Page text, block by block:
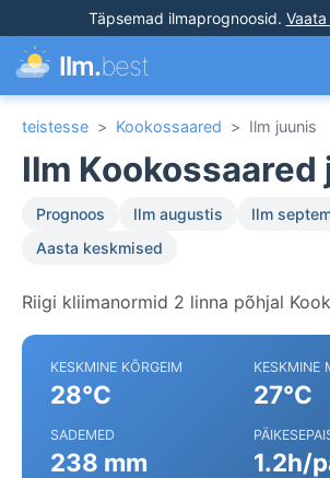
Täpsemad ilmaprognoosid.
Ilm.best
teistesse > Kookossaared > Ilm juunis
Ilm Kookossaared
Prognoos Ilm augustis
Ilm
Aasta keskmised
Riigi kliimanormid 2 linna põhjal
KESKMINE KÕRGEIM
28°C
KESKMINE
27°C
SADEMED
238 mm 1.2h/